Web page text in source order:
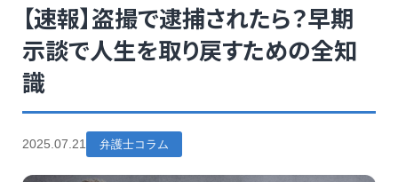
【速報】盗撮で逮捕されたら？早期
示談で人生を取り戻すための全知
識
2025.07.21 弁護士コラム